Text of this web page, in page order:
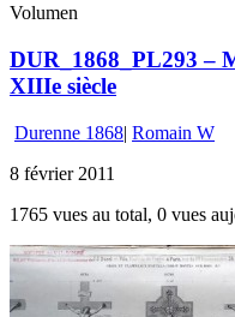
Volumen
DUR_1868_PL293 –
XIIIe siècle
Durenne 1868| Romain W
8 février 2011
1765 vues au total, 0 vues